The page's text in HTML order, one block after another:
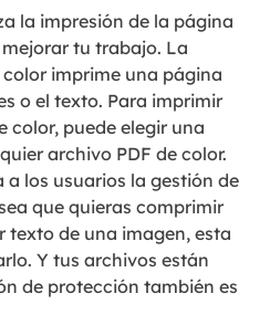
la impresión de la página
tu trabajo. La
imprime una página
o el texto. Para imprimir
color, puede elegir una
archivo PDF de color.
los usuarios la gestión de
que quieras comprimir
texto de una imagen, esta
Y tus archivos están
de protección también es